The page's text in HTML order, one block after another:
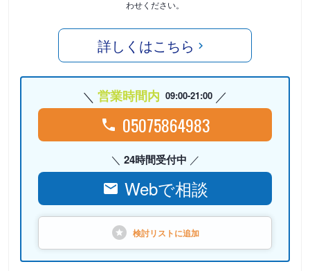
わせください。
詳しくはこちら
営業時間内 09:00-21:00
05075864983
24時間受付中
Webで相談
検討リストに追加